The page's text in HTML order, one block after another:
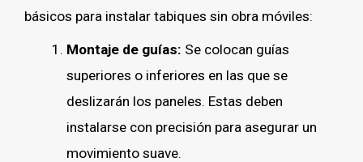
básicos para instalar tabiques sin obra móviles:
Montaje de guías: Se colocan guías
superiores o inferiores en las que se
deslizarán los paneles. Estas deben
instalarse con precisión para asegurar un
movimiento suave.